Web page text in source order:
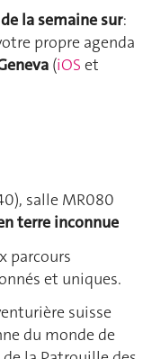
la semaine sur:
propre agenda
(iOS et
salle MR080
terre inconnue
parcours
et uniques.
suisse
du monde de